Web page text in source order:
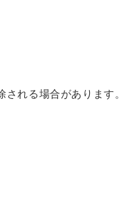
れる場合があります。